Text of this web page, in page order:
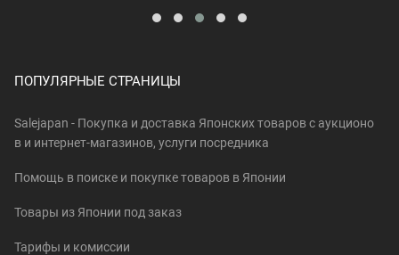
ПОПУЛЯРНЫЕ СТРАНИЦЫ
Salejapan - Покупка и доставка Японских товаров c аукционо
в и интернет-магазинов, услуги посредника
Помощь в поиске и покупке товаров в Японии
Товары из Японии под заказ
Тарифы и комиссии